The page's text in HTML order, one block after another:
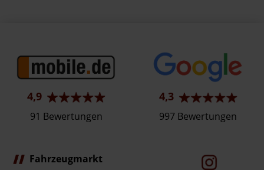
4,9
91 Bewertungen
4,3
997 Bewertungen
Fahrzeugmarkt